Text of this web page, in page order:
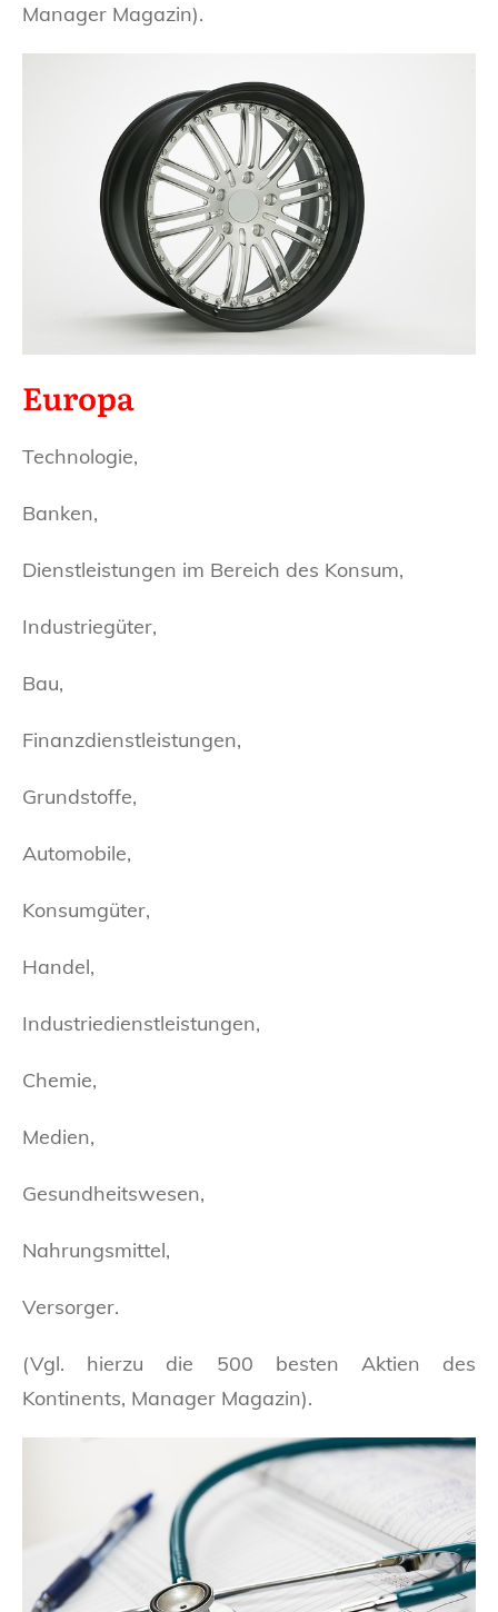
Manager Magazin).
Europa
Technologie,
Banken,
Dienstleistungen im Bereich des Konsum,
Industriegüter,
Bau,
Finanzdienstleistungen,
Grundstoffe,
Automobile,
Konsumgüter,
Handel,
Industriedienstleistungen,
Chemie,
Medien,
Gesundheitswesen,
Nahrungsmittel,
Versorger.
(Vgl. hierzu die 500 besten Aktien des
Kontinents, Manager Magazin).